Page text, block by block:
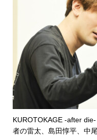
KUROTOKAGE -after
者の雷太、島田惇平、中